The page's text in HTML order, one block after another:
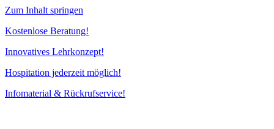
Zum Inhalt springen
Kostenlose Beratung!
Innovatives Lehrkonzept!
Hospitation jederzeit möglich!
Infomaterial & Rückrufservice!